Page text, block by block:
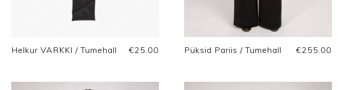
Helkur VARKKI / Tumehall €25.00 Püksid Pariis / Tumehall €255.00